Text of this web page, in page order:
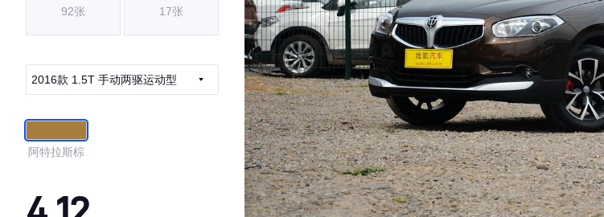
92张 17张
2016款 1.5T 手动两驱运动型
阿特拉斯棕